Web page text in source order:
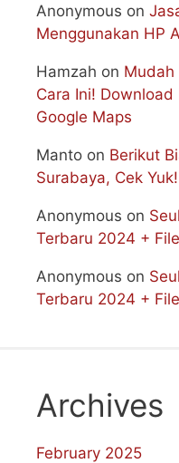
Anonymous on
Menggunakan HP
Hamzah on Mudah
Cara Ini!
Google Maps
Manto on Berikut
Surabaya, Cek Yuk!
Anonymous on
Terbaru 2024 + File
Anonymous on
Terbaru 2024 + File
Archives
February 2025